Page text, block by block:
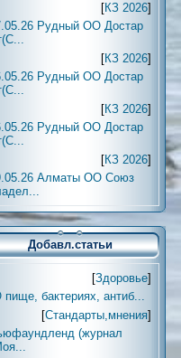
[КЗ 2026]
Рудный ОО Достар
[КЗ 2026]
Рудный ОО Достар
[КЗ 2026]
Рудный ОО Достар
[КЗ 2026]
Алматы ОО Союз
Добавл.статьи
[Здоровье]
пище, бактериях, антиб...
[Стандарты,мнения]
(журнал